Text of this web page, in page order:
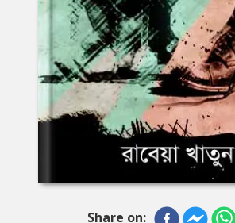
Share on: